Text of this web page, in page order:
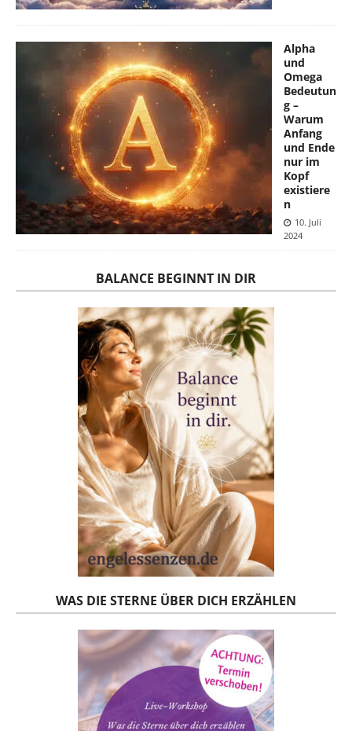
Alpha
und
Omega
Bedeutun
g –
Warum
Anfang
und Ende
nur im
Kopf
existiere
n
10. Juli
2024
BALANCE BEGINNT IN DIR
WAS DIE STERNE ÜBER DICH ERZÄHLEN